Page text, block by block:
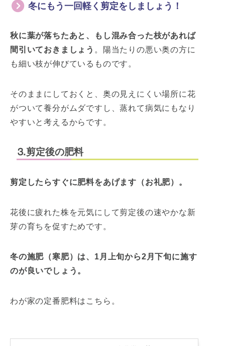
冬にもう一回軽く剪定をしましょう！
秋に葉が落ちたあと、もし混み合った枝があれば
間引いておきましょう 。陽当たりの悪い奥の方に
も細い枝が伸びているものです。
そのままにしておくと、奥の見えにくい場所に花
がついて養分がムダですし、蒸れて病気にもなり
やすいと考えるからです。
⒊剪定後の肥料
剪定したらすぐに肥料をあげます（お礼肥）。
花後に疲れた株を元気にして剪定後の速やかな新
芽の育ちを促すためです。
冬の施肥（寒肥）は、1月上旬から2月下旬に施す
のが良いでしょう。
わが家の定番肥料はこちら。